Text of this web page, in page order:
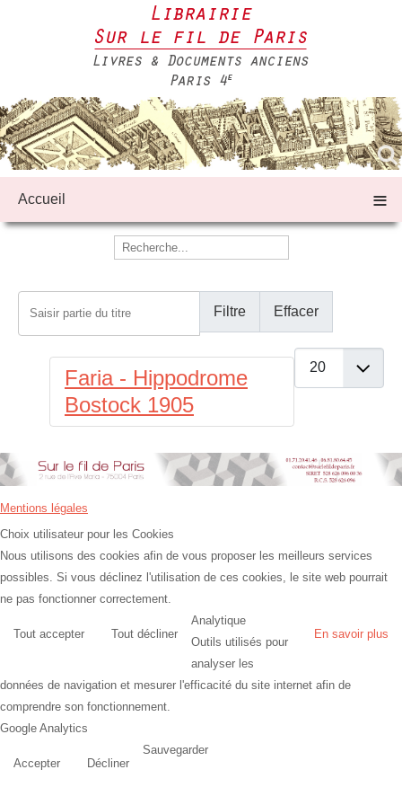
Accueil ≡
Filtre Effacer
Afficher #
Faria - Hippodrome
Bostock 1905
Mentions légales
Choix utilisateur pour les Cookies
Nous utilisons des cookies afin de vous proposer les meilleurs services
possibles. Si vous déclinez l'utilisation de ces cookies, le site web pourrait
ne pas fonctionner correctement.
Tout accepter Tout décliner En savoir plus
Analytique
Outils utilisés pour
analyser les
données de navigation et mesurer l'efficacité du site internet afin de
comprendre son fonctionnement.
Google Analytics
Accepter Décliner
Sauvegarder